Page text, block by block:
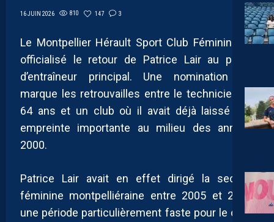
16 JUIN 2026 810 147 3
Le Montpellier Hérault Sport Club Féminines a
officialisé le retour de Patrice Lair au poste
d’entraîneur principal. Une nomination qui
marque les retrouvailles entre le technicien de
64 ans et un club où il avait déjà laissé une
empreinte importante au milieu des années
2000.
Patrice Lair avait en effet dirigé la section
féminine montpelliéraine entre 2005 et 2007,
une période particulièrement faste pour le club.